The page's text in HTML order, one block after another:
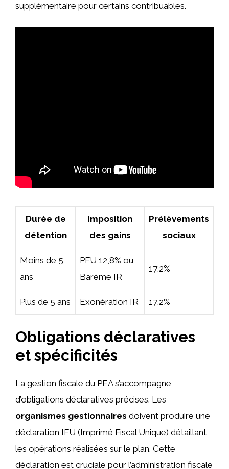
supplémentaire pour certains contribuables.
Durée de
détention
Imposition
des gains
Prélèvements
sociaux
Moins de 5
ans
PFU 12,8% ou
Barème IR
17,2%
Plus de 5 ans Exonération IR 17,2%
Obligations déclaratives
et spécificités
La gestion fiscale du PEA s’accompagne
d’obligations déclaratives précises. Les
organismes gestionnaires doivent produire une
déclaration IFU (Imprimé Fiscal Unique) détaillant
les opérations réalisées sur le plan. Cette
déclaration est cruciale pour l’administration fiscale